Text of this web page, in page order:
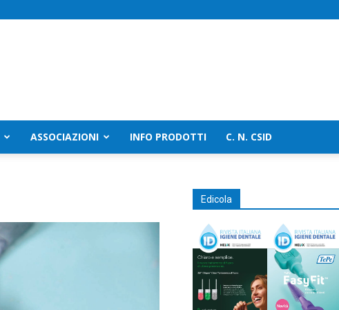
ASSOCIAZIONI INFO PRODOTTI C. N. CSID
Edicola